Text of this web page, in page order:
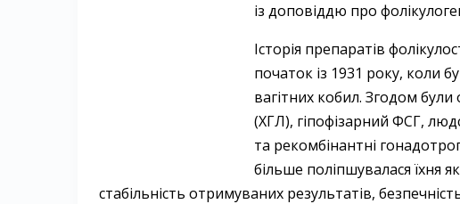
із доповіддю про
Історія препаратів
початок із 1931 року, коли
вагітних кобил. Згодом
(ХГЛ), гіпофізарний ФСГ,
та рекомбінантні
більше поліпшувалася їхня
стабільність отримуваних результатів,